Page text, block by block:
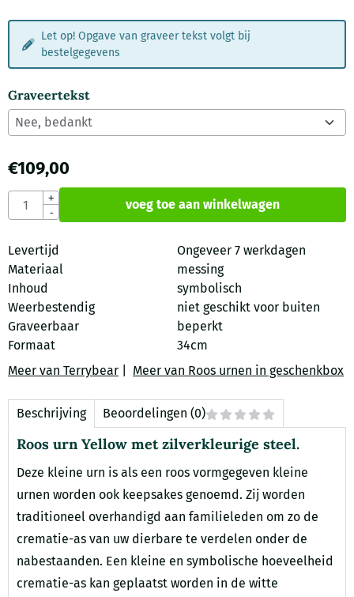
Let op! Opgave van graveer tekst volgt bij
bestelgegevens
Graveertekst
€109,00
Aantal
+
-
voeg toe aan winkelwagen
Levertijd
Ongeveer 7 werkdagen
Materiaal
messing
Inhoud
symbolisch
Weerbestendig
niet geschikt voor buiten
Graveerbaar
beperkt
Formaat
34cm
Meer van Terrybear
Meer van Roos urnen in geschenkbox
Beschrijving Beoordelingen (0)
Roos urn Yellow met zilverkleurige steel.
Deze kleine urn is als een roos vormgegeven kleine
urnen worden ook keepsakes genoemd. Zij worden
traditioneel overhandigd aan familieleden om zo de
crematie-as van uw dierbare te verdelen onder de
nabestaanden. Een kleine en symbolische hoeveelheid
crematie-as kan geplaatst worden in de witte